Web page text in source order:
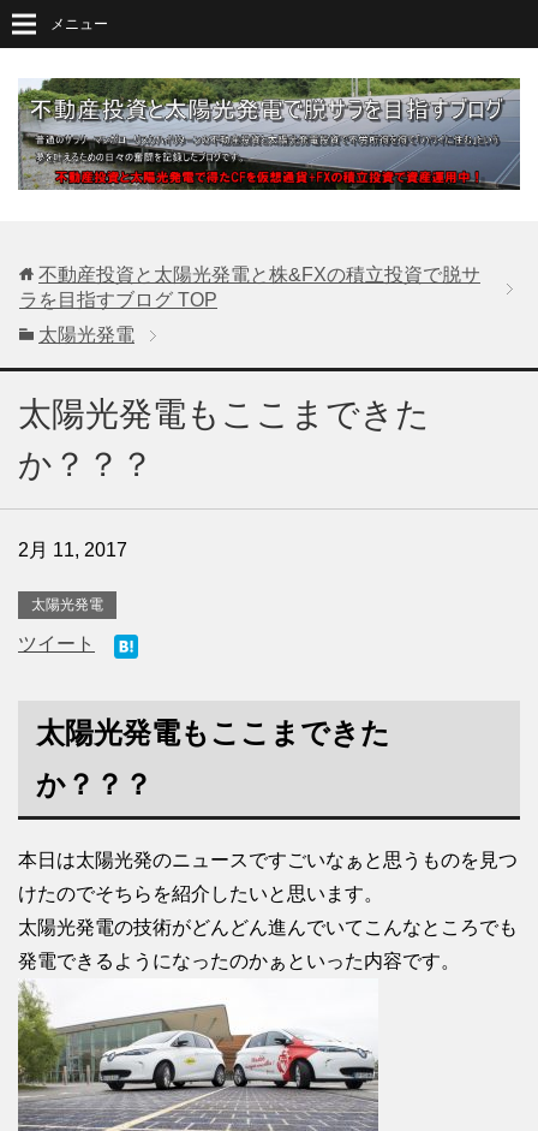
メニュー
不動産投資と太陽光発電と株&FXの積立投資で脱サ
ラを目指すブログ TOP
太陽光発電
太陽光発電もここまできた
か？？？
2月 11, 2017
太陽光発電
ツイート
太陽光発電もここまできた
か？？？
本日は太陽光発のニュースですごいなぁと思うものを見つ
けたのでそちらを紹介したいと思います。
太陽光発電の技術がどんどん進んでいてこんなところでも
発電できるようになったのかぁといった内容です。